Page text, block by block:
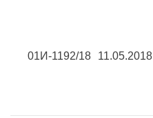
01И-1192/18 11.05.2018